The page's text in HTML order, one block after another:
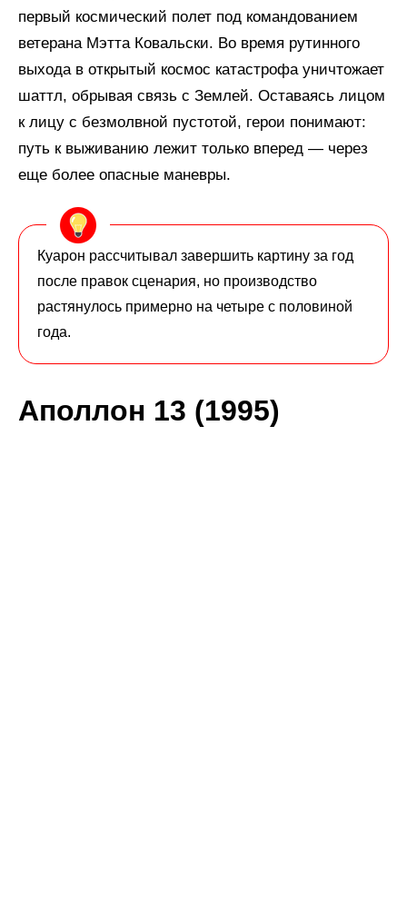
первый космический полет под командованием
ветерана Мэтта Ковальски. Во время рутинного
выхода в открытый космос катастрофа уничтожает
шаттл, обрывая связь с Землей. Оставаясь лицом
к лицу с безмолвной пустотой, герои понимают:
путь к выживанию лежит только вперед — через
еще более опасные маневры.
Куарон рассчитывал завершить картину за год
после правок сценария, но производство
растянулось примерно на четыре с половиной
года.
Аполлон 13 (1995)